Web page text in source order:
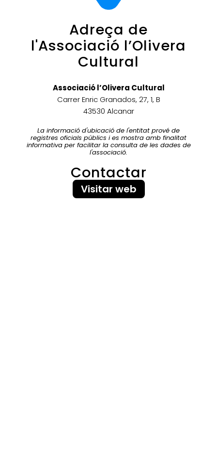
Adreça de
l'Associació l’Olivera
Cultural
Associació l’Olivera Cultural
Carrer Enric Granados, 27, 1, B
43530 Alcanar
La informació d'ubicació de l'entitat prové de
registres oficials públics i es mostra amb finalitat
informativa per facilitar la consulta de les dades de
l'associació.
Contactar
Visitar web